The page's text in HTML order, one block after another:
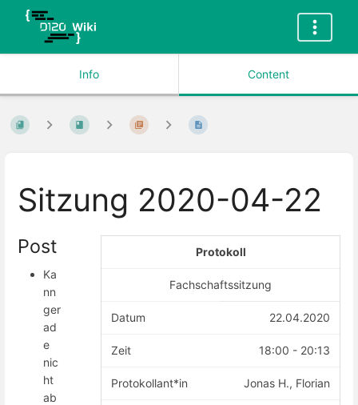
Info Content
Sitzung 2020-04-22
Protokoll
Fachschaftssitzung
Datum 22.04.2020
Zeit 18:00 - 20:13
Protokollant*in Jonas H., Florian
Post
Ka
nn
ger
ad
e
nic
ht
ab